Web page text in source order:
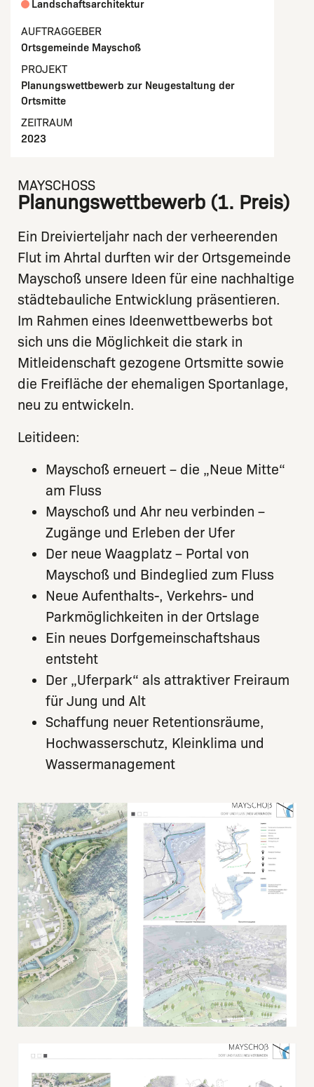
Landschaftsarchitektur
AUFTRAGGEBER
Ortsgemeinde Mayschoß
PROJEKT
Planungswettbewerb zur Neugestaltung der
Ortsmitte
ZEITRAUM
2023
MAYSCHOSS
Planungswettbewerb (1. Preis)
Ein Dreivierteljahr nach der verheerenden
Flut im Ahrtal durften wir der Ortsgemeinde
Mayschoß unsere Ideen für eine nachhaltige
städtebauliche Entwicklung präsentieren.
Im Rahmen eines Ideenwettbewerbs bot
sich uns die Möglichkeit die stark in
Mitleidenschaft gezogene Ortsmitte sowie
die Freifläche der ehemaligen Sportanlage,
neu zu entwickeln.
Leitideen:
Mayschoß erneuert – die „Neue Mitte“
am Fluss
Mayschoß und Ahr neu verbinden –
Zugänge und Erleben der Ufer
Der neue Waagplatz – Portal von
Mayschoß und Bindeglied zum Fluss
Neue Aufenthalts-, Verkehrs- und
Parkmöglichkeiten in der Ortslage
Ein neues Dorfgemeinschaftshaus
entsteht
Der „Uferpark“ als attraktiver Freiraum
für Jung und Alt
Schaffung neuer Retentionsräume,
Hochwasserschutz, Kleinklima und
Wassermanagement